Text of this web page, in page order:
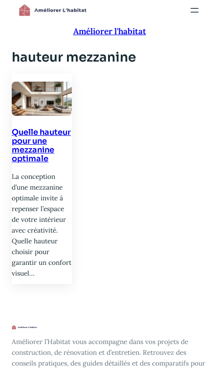
Aller
Améliorer l'habitat
hauteur mezzanine
Quelle hauteur
pour une
mezzanine
optimale
La conception
d’une mezzanine
optimale invite à
repenser l’espace
de votre intérieur
avec créativité.
Quelle hauteur
choisir pour
garantir un confort
visuel…
Améliorer l’Habitat vous accompagne dans vos projets de
construction, de rénovation et d’entretien. Retrouvez des
conseils pratiques, des guides détaillés et des comparatifs pour